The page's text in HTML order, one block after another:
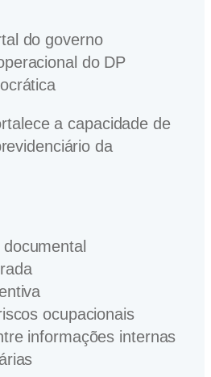
do governo
do DP
a capacidade de
da
ocupacionais
informações internas